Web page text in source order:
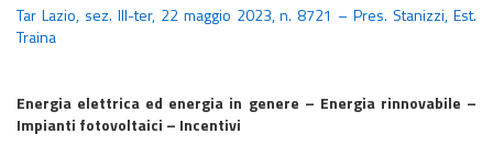
Tar Lazio, sez. III-ter, 22 maggio 2023, n. 8721 – Pres. Stanizzi, Est.
Traina
Energia elettrica ed energia in genere – Energia rinnovabile –
Impianti fotovoltaici – Incentivi